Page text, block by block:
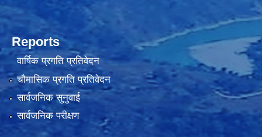
Reports
वार्षिक प्रगति प्रतिवेदन
चौमासिक प्रगति प्रतिवेदन
सार्वजनिक सुनुवाई
सार्वजनिक परीक्षण